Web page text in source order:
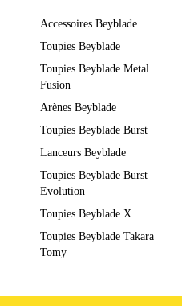
Accessoires Beyblade
Toupies Beyblade
Toupies Beyblade Metal
Fusion
Arènes Beyblade
Toupies Beyblade Burst
Lanceurs Beyblade
Toupies Beyblade Burst
Evolution
Toupies Beyblade X
Toupies Beyblade Takara
Tomy